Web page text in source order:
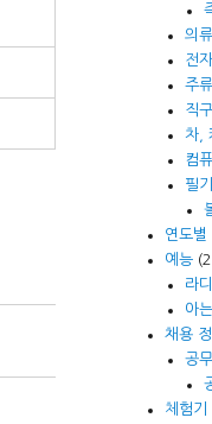
의
전
주류
직구
차,
컴
필
연도별
예능
라
아
채용
공
체험기